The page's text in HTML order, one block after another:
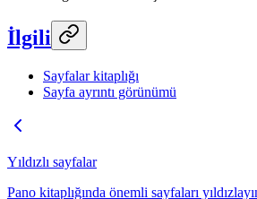
İlgili
Sayfalar kitaplığı
Sayfa ayrıntı görünümü
Yıldızlı sayfalar
Pano kitaplığında önemli sayfaları